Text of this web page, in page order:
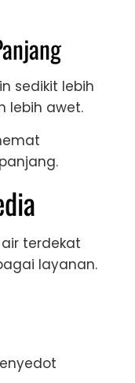
sedikit lebih
lebih awet.
terdekat
layanan.